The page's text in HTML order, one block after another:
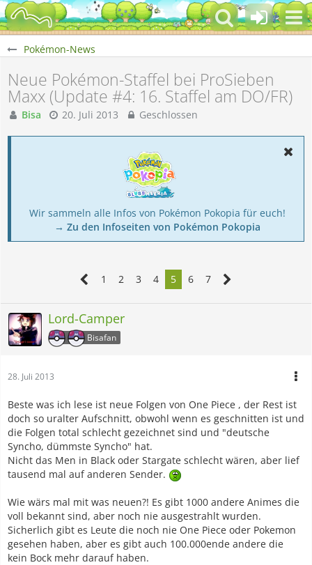
Pokémon-News
Neue Pokémon-Staffel bei ProSieben
Maxx (Update #4: 16. Staffel am DO/FR)
Bisa 20. Juli 2013 Geschlossen
Wir sammeln alle Infos von Pokémon Pokopia für euch!
→ Zu den Infoseiten von Pokémon Pokopia
1 2 3 4 5 6 7
Lord-Camper
Bisafan
28. Juli 2013
Beste was ich lese ist neue Folgen von One Piece , der Rest ist
doch so uralter Aufschnitt, obwohl wenn es geschnitten ist und
die Folgen total schlecht gezeichnet sind und "deutsche
Syncho, dümmste Syncho" hat.
Nicht das Men in Black oder Stargate schlecht wären, aber lief
tausend mal auf anderen Sender.
Wie wärs mal mit was neuen?! Es gibt 1000 andere Animes die
voll bekannt sind, aber noch nie ausgestrahlt wurden.
Sicherlich gibt es Leute die noch nie One Piece oder Pokemon
gesehen haben, aber es gibt auch 100.000ende andere die
kein Bock mehr darauf haben.